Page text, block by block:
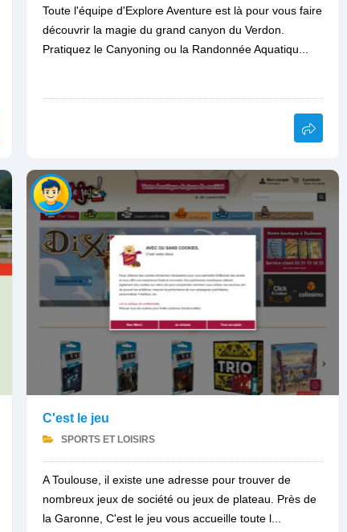
Toute l'équipe d'Explore Aventure est là pour vous faire
découvrir la magie du grand canyon du Verdon.
Pratiquez le Canyoning ou la Randonnée Aquatiqu...
C'est le jeu
SPORTS ET LOISIRS
A Toulouse, il existe une adresse pour trouver de
nombreux jeux de société ou jeux de plateau. Près de
la Garonne, C'est le jeu vous accueille toute l...